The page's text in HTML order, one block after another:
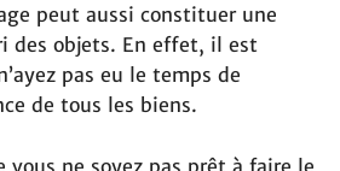
peut aussi constituer une
des objets. En effet, il est
pas eu le temps de
de tous les biens.
vous ne soyez pas prêt à faire le